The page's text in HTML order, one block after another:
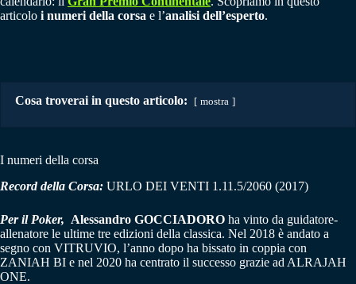
articolo i numeri della corsa e l’analisi dell’esperto.
Cosa troverai in questo articolo: mostra
I numeri della corsa
Record della Corsa: URLO DEI VENTI 1.11.5/2060 (2017)
Per il Poker, Alessandro GOCCIADORO ha vinto da guidatore-
allenatore le ultime tre edizioni della classica. Nel 2018 è andato a
segno con VITRUVIO, l’anno dopo ha bissato in coppia con
ZANIAH BI e nel 2020 ha centrato il successo grazie ad ALRAJAH
ONE.